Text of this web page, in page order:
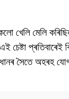
খেলি মেলি
চেষ্টা
সৈতে অহৰহ